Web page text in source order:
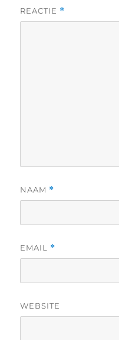
REACTIE *
NAAM *
EMAIL *
WEBSITE